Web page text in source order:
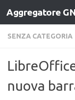
Salta al
Aggregatore
SENZA CATEGORIA
nuova